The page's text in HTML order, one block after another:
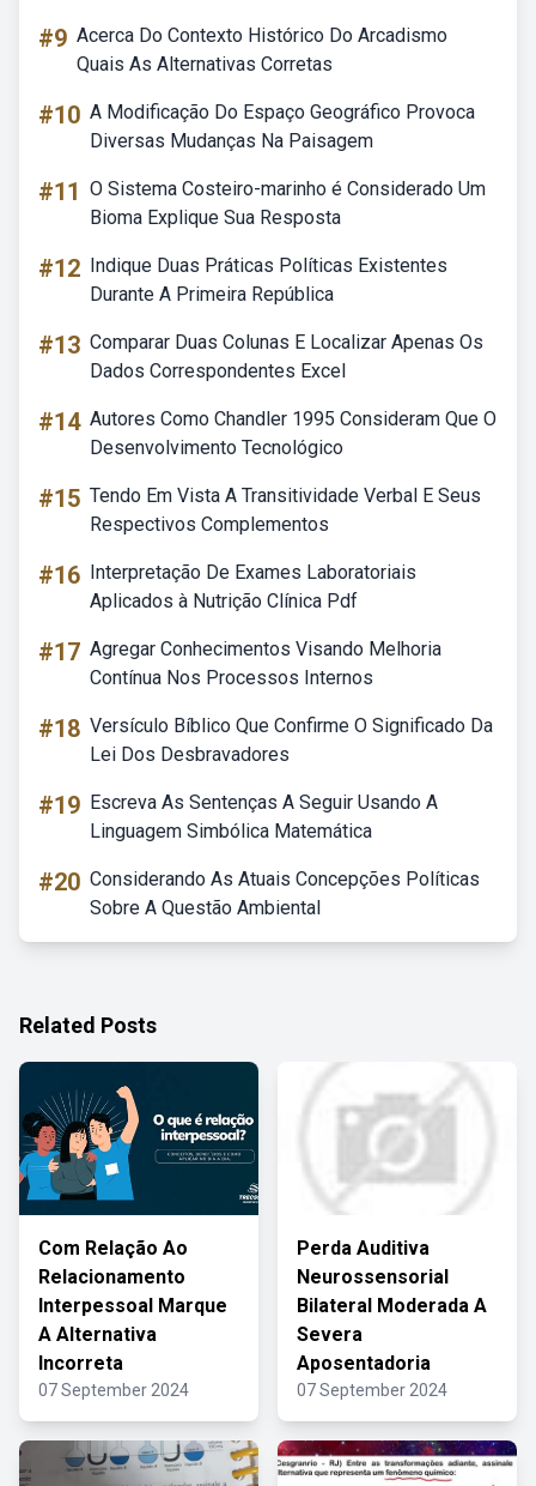
#9 Acerca Do Contexto Histórico Do Arcadismo
Quais As Alternativas Corretas
#10 A Modificação Do Espaço Geográfico Provoca
Diversas Mudanças Na Paisagem
#11 O Sistema Costeiro-marinho é Considerado Um
Bioma Explique Sua Resposta
#12 Indique Duas Práticas Políticas Existentes
Durante A Primeira República
#13 Comparar Duas Colunas E Localizar Apenas Os
Dados Correspondentes Excel
#14 Autores Como Chandler 1995 Consideram Que O
Desenvolvimento Tecnológico
#15 Tendo Em Vista A Transitividade Verbal E Seus
Respectivos Complementos
#16 Interpretação De Exames Laboratoriais
Aplicados à Nutrição Clínica Pdf
#17 Agregar Conhecimentos Visando Melhoria
Contínua Nos Processos Internos
#18 Versículo Bíblico Que Confirme O Significado Da
Lei Dos Desbravadores
#19 Escreva As Sentenças A Seguir Usando A
Linguagem Simbólica Matemática
#20 Considerando As Atuais Concepções Políticas
Sobre A Questão Ambiental
Related Posts
Com Relação Ao
Relacionamento
Interpessoal Marque
A Alternativa
Incorreta
07 September 2024
Perda Auditiva
Neurossensorial
Bilateral Moderada A
Severa
Aposentadoria
07 September 2024